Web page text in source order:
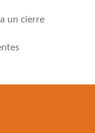
un cierre